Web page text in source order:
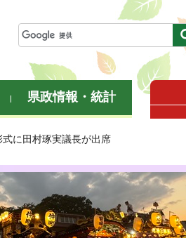
県政情報・統計
に田村琢実議長が出席